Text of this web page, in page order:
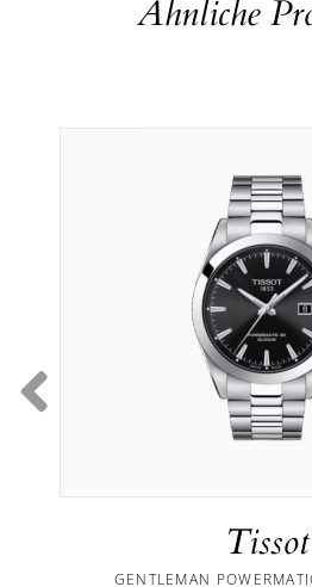
Ähnliche
Tissot
GENTLEMAN